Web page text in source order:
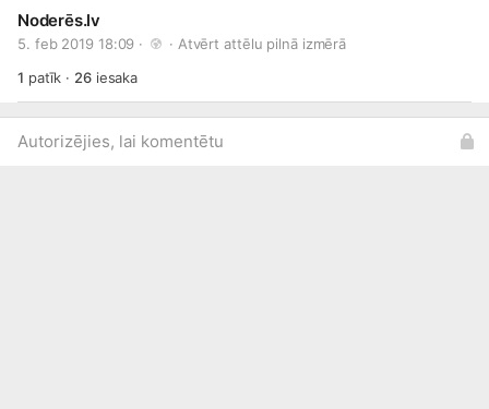
Noderēs.lv
5. feb 2019 18:09 · · Atvērt attēlu pilnā izmērā
1 patīk · 26iesaka
Autorizējies, lai komentētu